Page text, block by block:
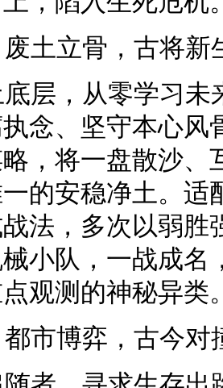
土立骨，古将新
层，从零学习未
念、坚守本心风
，将一盘散沙、
的安稳净土。适
法，多次以弱胜
小队，一战成名
观测的神秘异类
市博弈，古今对